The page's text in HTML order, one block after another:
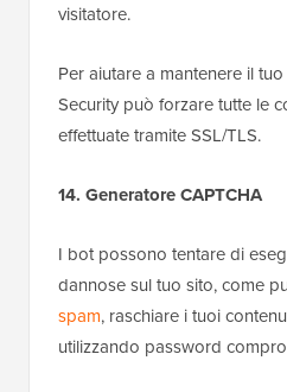
visitatore.
Per aiutare a mantenere il
Security può forzare tutte le
effettuate tramite SSL/TLS.
14. Generatore CAPTCHA
I bot possono tentare di
dannose sul tuo sito, come
spam, raschiare i tuoi
utilizzando password